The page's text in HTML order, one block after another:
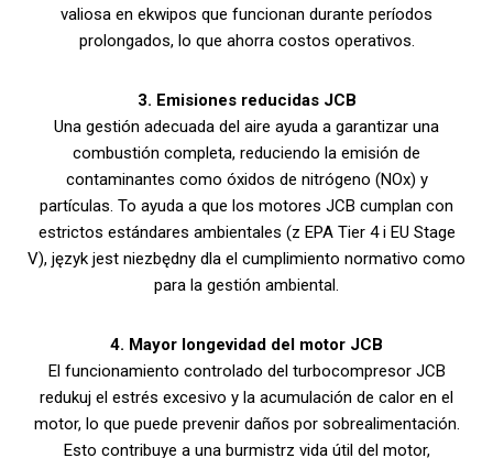
valiosa en ekwipos que funcionan durante períodos
prolongados, lo que ahorra costos operativos.
3. Emisiones reducidas JCB
Una gestión adecuada del aire ayuda a garantizar una
combustión completa, reduciendo la emisión de
contaminantes como óxidos de nitrógeno (NOx) y
partículas. To ayuda a que los motores JCB cumplan con
estrictos estándares ambientales (z EPA Tier 4 i EU Stage
V), język jest niezbędny dla el cumplimiento normativo como
para la gestión ambiental.
4. Mayor longevidad del motor JCB
El funcionamiento controlado del turbocompresor JCB
redukuj el estrés excesivo y la acumulación de calor en el
motor, lo que puede prevenir daños por sobrealimentación.
Esto contribuye a una burmistrz vida útil del motor,